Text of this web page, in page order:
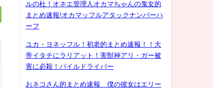
ルの杜！オネエ管理人オカマちゃんの鬼女的
まとめ速報!オカマッフルアタックナンバーハ
ーフ
ユカ・ヨネッフル！初老的まとめ速報！！大
帝イタチにラリアット！害獣神アリ・ガー被
害に必殺！パイルドライバー
おネコさん的まとめ速報 僕の彼女はエリー